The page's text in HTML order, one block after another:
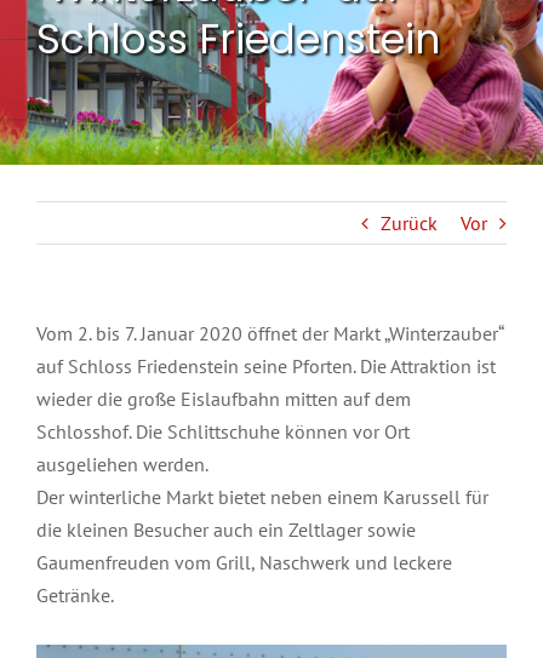
Schloss Friedenstein
Zurück Vor
Vom 2. bis 7. Januar 2020 öffnet der Markt „Winterzauber“
auf Schloss Friedenstein seine Pforten. Die Attraktion ist
wieder die große Eislaufbahn mitten auf dem
Schlosshof. Die Schlittschuhe können vor Ort
ausgeliehen werden.
Der winterliche Markt bietet neben einem Karussell für
die kleinen Besucher auch ein Zeltlager sowie
Gaumenfreuden vom Grill, Naschwerk und leckere
Getränke.